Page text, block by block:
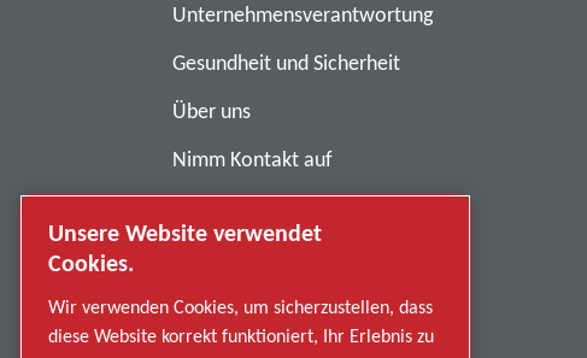
Unternehmensverantwortung
Gesundheit und Sicherheit
Über uns
Nimm Kontakt auf
Datenschutzerklärung
Fehlverhalten melden
Unsere Website verwendet
Cookies.
Wir verwenden Cookies, um sicherzustellen, dass
diese Website korrekt funktioniert, Ihr Erlebnis zu